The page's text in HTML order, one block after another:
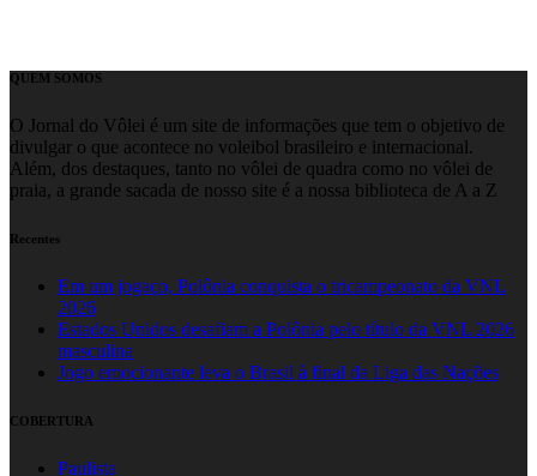
QUEM SOMOS
O Jornal do Vôlei é um site de informações que tem o objetivo de
divulgar o que acontece no voleibol brasileiro e internacional.
Além, dos destaques, tanto no vôlei de quadra como no vôlei de
praia, a grande sacada de nosso site é a nossa biblioteca de A a Z
Recentes
Em um jogaço, Polônia conquista o tricampeonato da VNL
2026
Estados Unidos desafiam a Polônia pelo título da VNL 2026
masculina
Jogo emocionante leva o Brasil à final da Liga das Nações
COBERTURA
Paulista